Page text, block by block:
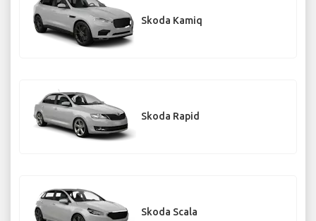
Skoda Kamiq
Skoda Rapid
Skoda Scala